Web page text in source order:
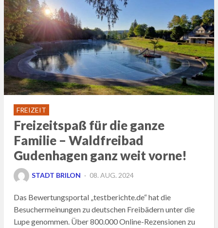
FREIZEIT
Freizeitspaß für die ganze
Familie – Waldfreibad
Gudenhagen ganz weit vorne!
STADT BRILON
POSTED
08. AUG. 2024
Das Bewertungsportal „testberichte.de“ hat die
Besuchermeinungen zu deutschen Freibädern unter die
Lupe genommen. Über 800.000 Online-Rezensionen zu